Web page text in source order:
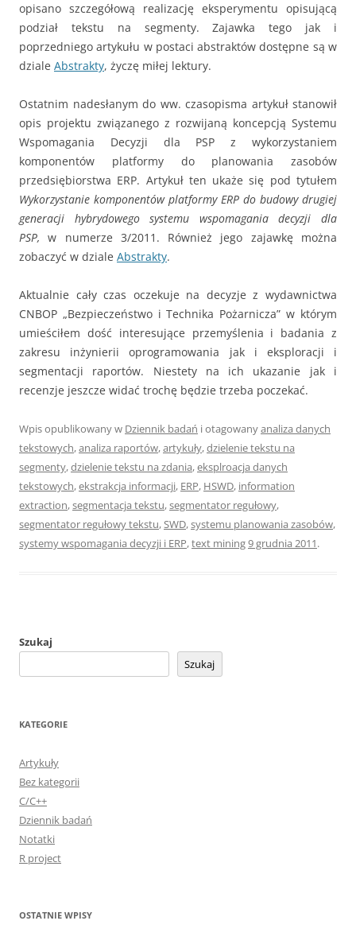
opisano szczegółową realizację eksperymentu opisującą
podział tekstu na segmenty. Zajawka tego jak i
poprzedniego artykułu w postaci abstraktów dostępne są w
dziale Abstrakty, życzę miłej lektury.
Ostatnim nadesłanym do ww. czasopisma artykuł stanowił
opis projektu związanego z rozwijaną koncepcją Systemu
Wspomagania Decyzji dla PSP z wykorzystaniem
komponentów platformy do planowania zasobów
przedsiębiorstwa ERP. Artykuł ten ukaże się pod tytułem
Wykorzystanie komponentów platformy ERP do budowy drugiej
generacji hybrydowego systemu wspomagania decyzji dla
PSP,w numerze 3/2011. Również jego zajawkę można
zobaczyć w dziale Abstrakty.
Aktualnie cały czas oczekuje na decyzje z wydawnictwa
CNBOP „Bezpieczeństwo i Technika Pożarnicza” w którym
umieściłem dość interesujące przemyślenia i badania z
zakresu inżynierii oprogramowania jak i eksploracji i
segmentacji raportów. Niestety na ich ukazanie jak i
recenzje jeszcze widać trochę będzie trzeba poczekać.
Wpis opublikowany w Dziennik badań i otagowanyanaliza danych
tekstowych,analiza raportów,artykuły,dzielenie tekstu na
segmenty,dzielenie tekstu na zdania,eksplroacja danych
tekstowych,ekstrakcja informacji, ERP, HSWD, information
extraction,segmentacja tekstu,segmentator regułowy,
segmentator regułowy tekstu,SWD,systemu planowania zasobów,
systemy wspomagania decyzji i ERP,text mining9 grudnia 2011.
Szukaj
Szukaj
KATEGORIE
Artykuły
Bez kategorii
C/C++
Dziennik badań
Notatki
R project
OSTATNIE WPISY